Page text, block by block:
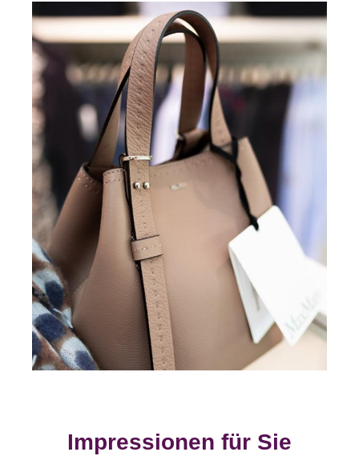
Impressionen für Sie